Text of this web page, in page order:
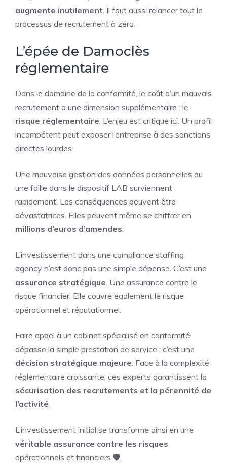
augmente inutilement . Il faut aussi relancer tout le
processus de recrutement à zéro.
L’épée de Damoclès
réglementaire
Dans le domaine de la conformité, le coût d’un mauvais
recrutement a une dimension supplémentaire : le
risque réglementaire . L’enjeu est critique ici. Un profil
incompétent peut exposer l’entreprise à des sanctions
directes lourdes.
Une mauvaise gestion des données personnelles ou
une faille dans le dispositif LAB surviennent
rapidement. Les conséquences peuvent être
dévastatrices. Elles peuvent même se chiffrer en
millions d’euros d’amendes
L’investissement dans une compliance staffing
agency n’est donc pas une simple dépense. C’est une
assurance stratégique . Une assurance contre le
risque financier. Elle couvre également le risque
opérationnel et réputationnel.
Faire appel à un cabinet spécialisé en conformité
dépasse la simple prestation de service : c’est une
décision stratégique majeure . Face à la complexité
réglementaire croissante, ces experts garantissent la
sécurisation des recrutements et la pérennité de
l’activité
L’investissement initial se transforme ainsi en une
véritable assurance contre les risques
opérationnels et financiers 🛡️.